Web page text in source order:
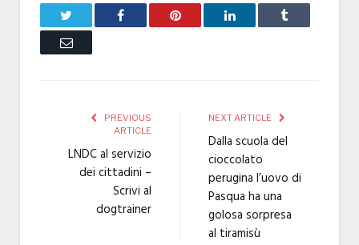
Facebook Pinterest LinkedIn Tumblr
Email
PREVIOUS
ARTICLE
LNDC al servizio
dei cittadini –
Scrivi al
dogtrainer
NEXT ARTICLE
Dalla scuola del
cioccolato
perugina l’uovo di
Pasqua ha una
golosa sorpresa
al tiramisù